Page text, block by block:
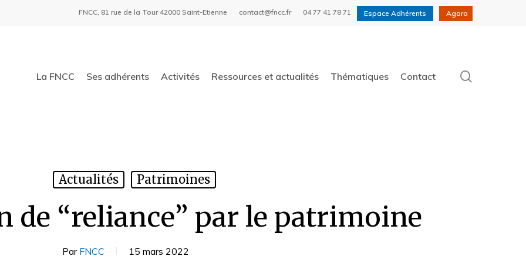
FNCC, 81 rue de la Tour 42000 Saint-Etienne contact@fncc.fr 04 77 41 78 71 Espace Adhérents Agora
La FNCC Ses adhérents Activités Ressources et actualités Thématiques Contact
Actualités Patrimoines
de “reliance” par le patrimoine
Par FNCC 15 mars 2022